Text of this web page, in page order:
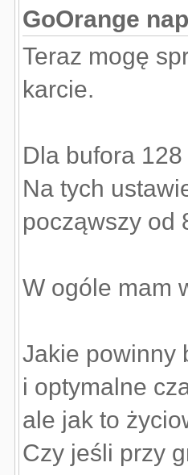
GoOrange
Teraz mogę
karcie.
Dla bufora
Na tych
począwszy od
W ogóle mam
Jakie powinny
i optymalne
ale jak to
Czy jeśli przy